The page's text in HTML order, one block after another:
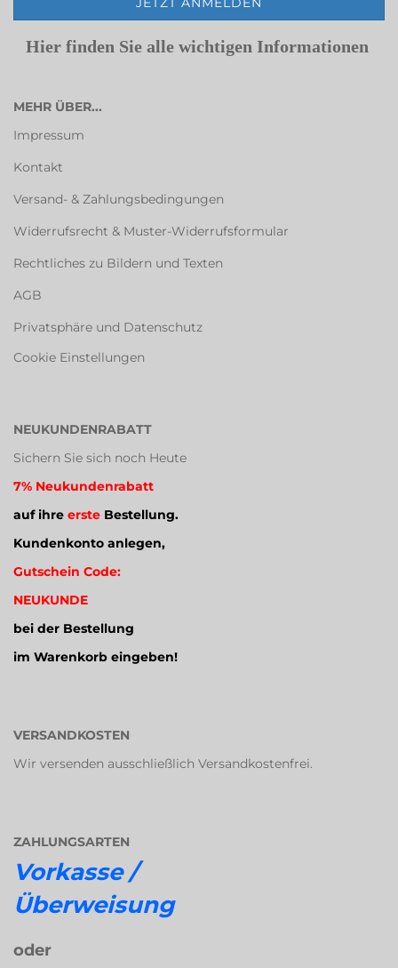
Hier finden Sie alle wichtigen Informationen
MEHR ÜBER...
Impressum
Kontakt
Versand- & Zahlungsbedingungen
Widerrufsrecht & Muster-Widerrufsformular
Rechtliches zu Bildern und Texten
AGB
Privatsphäre und Datenschutz
Cookie Einstellungen
NEUKUNDENRABATT
Sichern Sie sich noch Heute
7% Neukundenrabatt
auf ihre erste Bestellung.
Kundenkonto anlegen,
Gutschein Code:
NEUKUNDE
bei der Bestellung
im Warenkorb eingeben!
VERSANDKOSTEN
Wir versenden ausschließlich Versandkostenfrei.
ZAHLUNGSARTEN
Vorkasse /
Überweisung
oder